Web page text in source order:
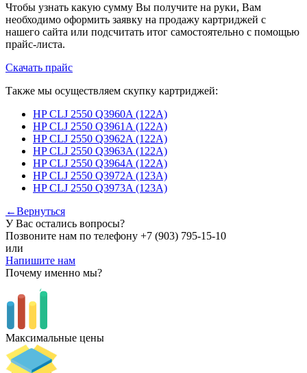
Чтобы узнать какую сумму Вы получите на руки, Вам
необходимо оформить заявку на продажу картриджей с
нашего сайта или подсчитать итог самостоятельно с помощью
прайс-листа.
Скачать прайс
Также мы осуществляем скупку картриджей:
HP CLJ 2550 Q3960A (122A)
HP CLJ 2550 Q3961A (122A)
HP CLJ 2550 Q3962A (122A)
HP CLJ 2550 Q3963A (122A)
HP CLJ 2550 Q3964A (122A)
HP CLJ 2550 Q3972A (123A)
HP CLJ 2550 Q3973A (123A)
←Вернуться
У Вас остались вопросы?
Позвоните нам по телефону +7 (903) 795-15-10
или
Напишите нам
Почему именно мы?
Максимальные цены